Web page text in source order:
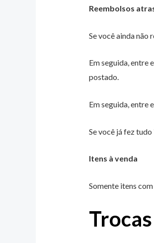
Reembolsos
Se você ainda não
Em seguida, entre
postado.
Em seguida, entre
Se você já fez
Itens à venda
Somente itens
Trocas